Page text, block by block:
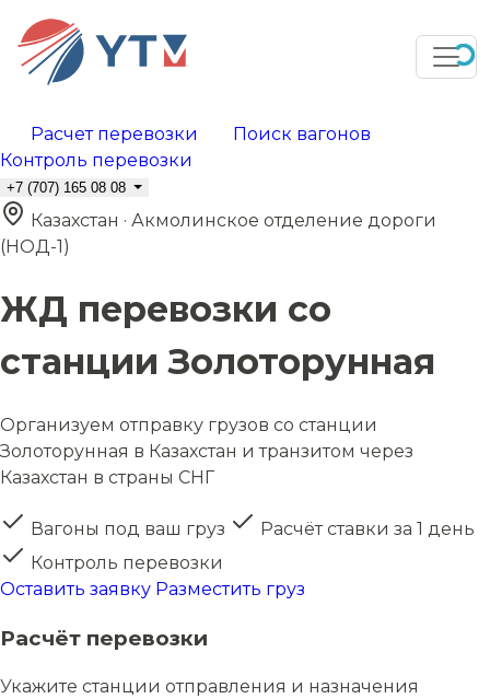
Расчет перевозки
Поиск вагонов
Контроль перевозки
+7 (707) 165 08 08
Казахстан · Акмолинское отделение дороги
(НОД-1)
ЖД перевозки со
станции Золоторунная
Организуем отправку грузов со станции
Золоторунная в Казахстан и транзитом через
Казахстан в страны СНГ
Вагоны под ваш груз
Расчёт ставки за 1 день
Контроль перевозки
Оставить заявку Разместить груз
Расчёт перевозки
Укажите станции отправления и назначения